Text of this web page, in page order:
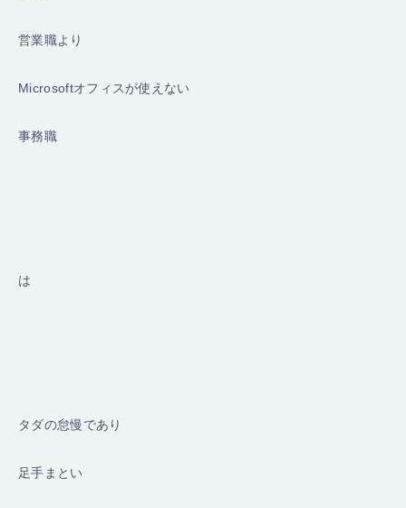
営業職より
Microsoftオフィスが使えない
事務職
は
タダの怠慢であり
足手まとい